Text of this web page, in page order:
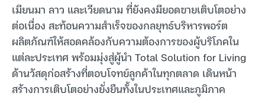
เมียนมา ลาว และเวียดนาม ที่ยังคงมียอดขายเติบโตอย่าง
ต่อเนื่อง สะท้อนความสำเร็จของกลยุทธ์บริหารพอร์ต
ผลิตภัณฑ์ให้สอดคล้องกับความต้องการของผู้บริโภคใน
แต่ละประเทศ พร้อมมุ่งสู่ผู้นำ Total Solution for Living
ด้านวัสดุก่อสร้างที่ตอบโจทย์ลูกค้าในทุกตลาด เดินหน้า
สร้างการเติบโตอย่างยั่งยืนทั้งในประเทศและภูมิภาค